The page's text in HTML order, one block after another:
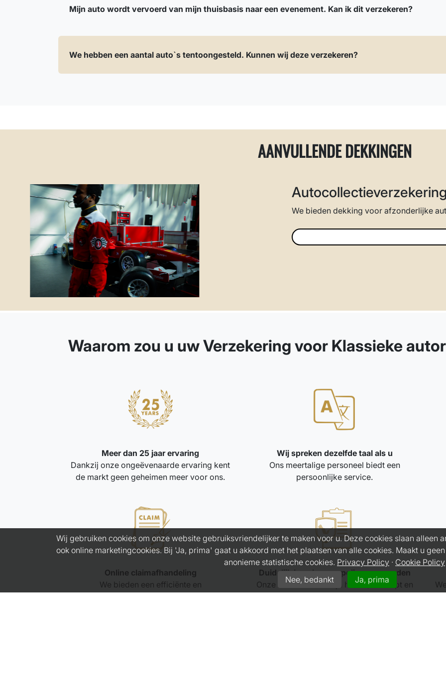
Mijn auto wordt vervoerd van mijn thuisbasis naar een evenement. Kan ik dit verzekeren?
We hebben een aantal auto`s tentoongesteld. Kunnen wij deze verzekeren?
AANVULLENDE DEKKINGEN
Autocollectieverzekering
We bieden dekking voor afzonderlijke auto’s/oldtimers en autocollecties.
Previous
Waarom zou u uw Verzekering voor Klassieke
Meer dan 25 jaar ervaring
Dankzij onze ongeëvenaarde ervaring kent
de markt geen geheimen meer voor ons.
Wij spreken dezelfde taal als u
Ons meertalige personeel biedt een
persoonlijke service.
Online claimafhandeling
We bieden een efficiënte en
Duidelijk beschreven polisvoorwaarden
Onze voorwaarden zijn helder, beknopt en
Wij gebruiken cookies om onze website gebruiksvriendelijker te maken voor u. Deze cookies slaan alleen
ook online marketingcookies. Bij 'Ja, prima' gaat u akkoord met het plaatsen van alle cookies. Maakt u
anonieme statistische cookies. Privacy Policy · Cookie Policy
Nee, bedankt
Ja, prima